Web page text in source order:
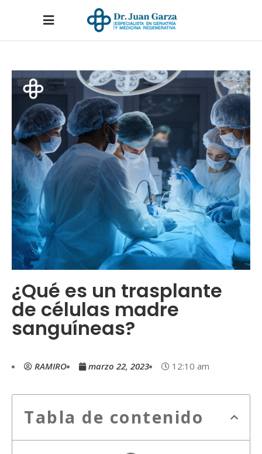
¿Qué es un trasplante
de células madre
sanguíneas?
RAMIRO marzo 22, 2023 12:10 am
Tabla de contenido